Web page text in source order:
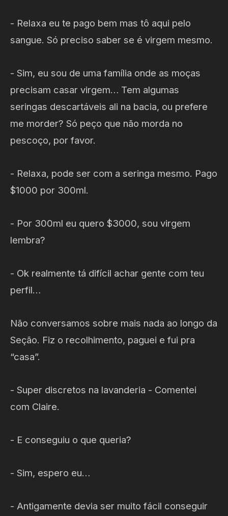
- Relaxa eu te pago bem mas tô aqui pelo
sangue. Só preciso saber se é virgem mesmo.
- Sim, eu sou de uma família onde as moças
precisam casar virgem… Tem algumas
seringas descartáveis ali na bacia, ou prefere
me morder? Só peço que não morda no
pescoço, por favor.
- Relaxa, pode ser com a seringa mesmo. Pago
$1000 por 300ml.
- Por 300ml eu quero $3000, sou virgem
lembra?
- Ok realmente tá difícil achar gente com teu
perfil…
Não conversamos sobre mais nada ao longo da
Seção. Fiz o recolhimento, paguei e fui pra
“casa”.
- Super discretos na lavanderia - Comentei
com Claire.
- E conseguiu o que queria?
- Sim, espero eu…
- Antigamente devia ser muito fácil conseguir